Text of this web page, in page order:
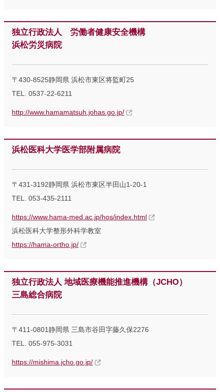
独立行政法人 労働者健康安全機構
浜松労災病院
〒430-8525静岡県 浜松市東区将監町25
TEL. 0537-22-6211
http://www.hamamatsuh.johas.go.jp/
浜松医科大学医学部附属病院
〒431-3192静岡県 浜松市東区半田山1-20-1
TEL. 053-435-2111
https://www.hama-med.ac.jp/hos/index.html
浜松医科大学整形外科学教室
https://hama-ortho.jp/
独立行政法人 地域医療機能推進機構（JCHO）
三島総合病院
〒411-0801静岡県 三島市谷田字藤久保2276
TEL. 055-975-3031
https://mishima.jcho.go.jp/